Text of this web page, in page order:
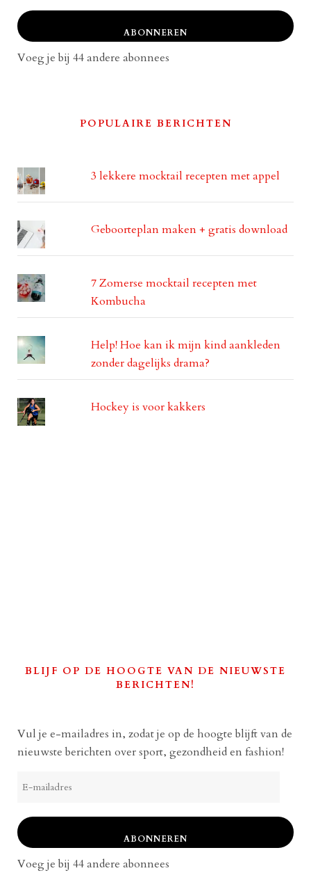
ABONNEREN
Voeg je bij 44 andere abonnees
POPULAIRE BERICHTEN
3 lekkere mocktail recepten met appel
Geboorteplan maken + gratis download
7 Zomerse mocktail recepten met
Kombucha
Help! Hoe kan ik mijn kind aankleden
zonder dagelijks drama?
Hockey is voor kakkers
BLIJF OP DE HOOGTE VAN DE NIEUWSTE
BERICHTEN!
Vul je e-mailadres in, zodat je op de hoogte blijft van de
nieuwste berichten over sport, gezondheid en fashion!
mailadres
ABONNEREN
Voeg je bij 44 andere abonnees